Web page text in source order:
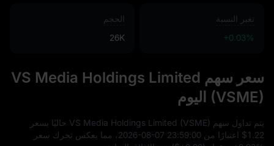
تغير النسبة
+0.03%
الحجم
26K
سعر سهم VS Media Holdings Limited
(VSME) اليوم
يتم تداول سهم VS Media Holdings Limited (VSME) حاليًا بسعر
$1.22 اعتبارًا من 2026-08-07 23:59:00
، مما يعكس تحرك سعر